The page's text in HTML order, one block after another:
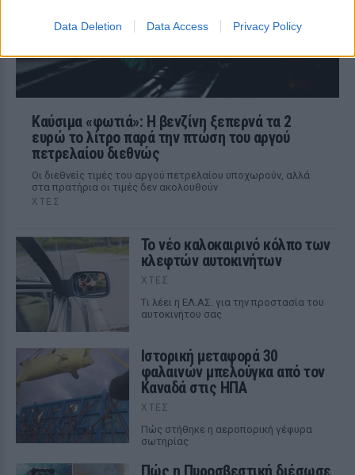
Data Deletion Data Access Privacy Policy
Καύσιμα «φωτιά»: Η βενζίνη ξεπερνά τα 2
ευρώ το λίτρο παρά την πτώση του αργού
πετρελαίου διεθνώς
Οι διεθνείς τιμές του αργού πετρελαίου υποχωρούν, αλλά
στα πρατήρια οι τιμές δεν ακολουθούν
ΧΤΕΣ
Το νέο καλοκαιρινό κόλπο των
κλεφτών αυτοκινήτων
ΧΤΕΣ
Tι λέει η ΕΛ.ΑΣ. για την προστασία του
αυτοκινήτου σας
Ιστορική μεταφορά 30
φαλαινών μπελούγκα από τον
Καναδά στις ΗΠΑ
ΧΤΕΣ
Πώς στήθηκε η αεροπορική γέφυρα
σωτηρίας
Πώς η Πυροσβεστική διέσωσε